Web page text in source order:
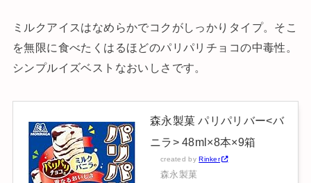
ミルクアイスはなめらかでコクがしっかりタイプ。そこ
を無限に食べたくはるほどのパリパリチョコの中毒性。
シンプルイズベストなおいしさです。
森永製菓 パリパリバー<バ
ニラ> 48ml×8本×9箱
created byRinker
森永製菓